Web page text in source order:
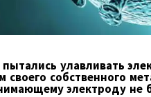
улавливать
своего собственного
электроду